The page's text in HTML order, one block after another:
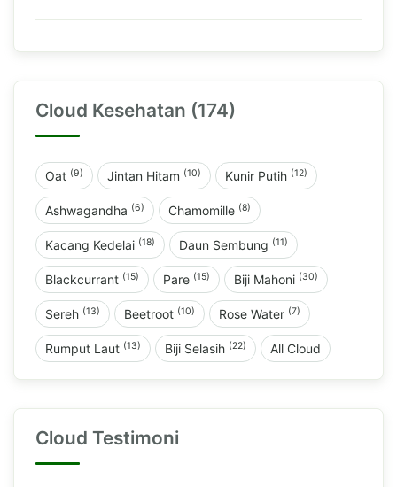
Cloud Kesehatan (174)
Oat (9) Jintan Hitam (10) Kunir Putih (12)
Ashwagandha (6) Chamomille (8)
Kacang Kedelai (18) Daun Sembung (11)
Blackcurrant (15) Pare (15) Biji Mahoni (30)
Sereh (13) Beetroot (10) Rose Water (7)
Rumput Laut (13) Biji Selasih (22) All Cloud
Cloud Testimoni